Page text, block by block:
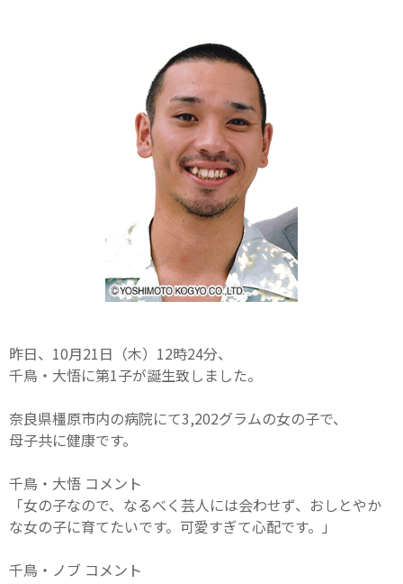
昨日、10月21日（木）12時24分、
千鳥・大悟に第1子が誕生致しました。
奈良県橿原市内の病院にて3,202グラムの女の子で、
母子共に健康です。
千鳥・大悟 コメント
「女の子なので、なるべく芸人には会わせず、おしとやか
な女の子に育てたいです。可愛すぎて心配です。」
千鳥・ノブ コメント